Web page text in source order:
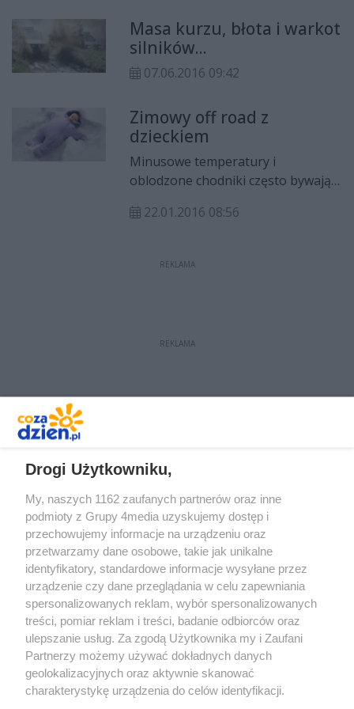
Krzysia chorego na EB.
Masa kurzu, błota i warkot
silników...
07.06.2016 09:42
Zimowy off road z
dzieckiem
Minusowe temperatury i
oblodzone chodniki często bywają
spacerach z dzieckiem. Dla zdrowia
miał kontakt ze świeżym
istotną kwestią jest wybór wózka,
22.01.2016 08:56
REKLAMA
REKLAMA
Redakcja Reklama Prywatność
Praca Łódź
the:protocol
Drogi Użytkowniku,
My, naszych 1162 zaufanych partnerów oraz inne
podmioty z Grupy 4media uzyskujemy dostęp i
przechowujemy informacje na urządzeniu oraz
przetwarzamy dane osobowe, takie jak unikalne
identyfikatory, standardowe informacje wysyłane przez
urządzenie czy dane przeglądania w celu zapewniania
spersonalizowanych reklam, wybór spersonalizowanych
treści, pomiar reklam i treści, badanie odbiorców oraz
ulepszanie usług. Za zgodą Użytkownika my i Zaufani
Partnerzy możemy używać dokładnych danych
geolokalizacyjnych oraz aktywnie skanować
charakterystykę urządzenia do celów identyfikacji.